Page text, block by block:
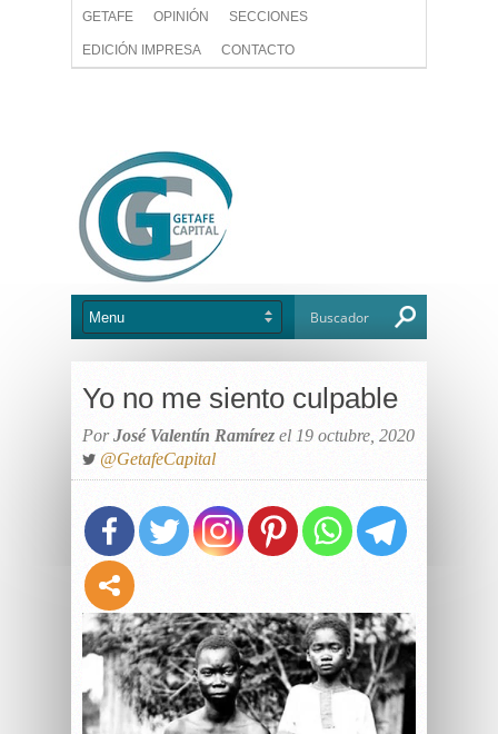
GETAFE OPINIÓN SECCIONES
EDICIÓN IMPRESA CONTACTO
Yo no me siento culpable
PorJosé Valentín Ramírez el 19 octubre, 2020
@GetafeCapital